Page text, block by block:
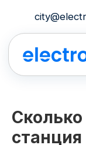
city@electro.cars
Сколько
станция